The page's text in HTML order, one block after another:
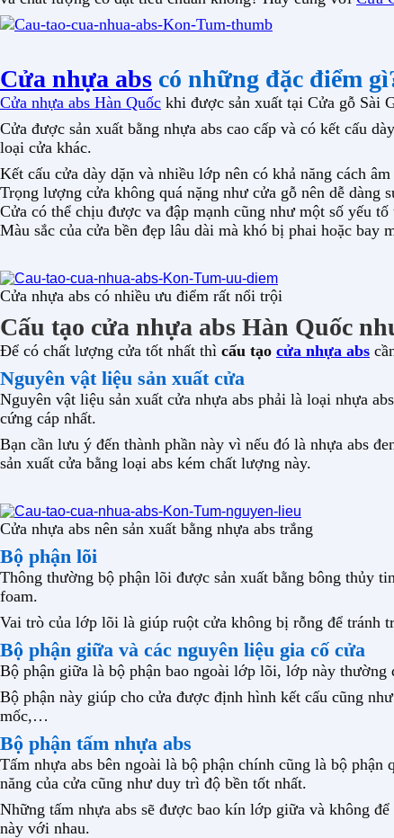
Cửa nhựa abs có những đặc điểm
Cửa nhựa abs Hàn Quốc khi được sản xuất tại Cửa gỗ Sài
Cửa được sản xuất bằng nhựa abs cao cấp và có kết cấu
loại cửa khác.
Kết cấu cửa dày dặn và nhiều lớp nên có khả năng cách
Trọng lượng cửa không quá nặng như cửa gỗ nên dễ dàng
Cửa có thể chịu được va đập mạnh cũng như một số yếu
Màu sắc của cửa bền đẹp lâu dài mà khó bị phai hoặc bay
Cửa nhựa abs có nhiều ưu điểm rất nổi trội
Cấu tạo cửa nhựa abs Hàn Quốc
Để có chất lượng cửa tốt nhất thì cấu tạo cửa nhựa abs
Nguyên vật liệu sản xuất cửa
Nguyên vật liệu sản xuất cửa nhựa abs phải là loại nhựa
cứng cáp nhất.
Bạn cần lưu ý đến thành phần này vì nếu đó là nhựa abs
sản xuất cửa bằng loại abs kém chất lượng này.
Cửa nhựa abs nên sản xuất bằng nhựa abs trắng
Bộ phận lõi
Thông thường bộ phận lõi được sản xuất bằng bông thủy
foam.
Vai trò của lớp lõi là giúp ruột cửa không bị rỗng để tránh
Bộ phận giữa và các nguyên liệu gia cố cửa
Bộ phận giữa là bộ phận bao ngoài lớp lõi, lớp này thường
Bộ phận này giúp cho cửa được định hình kết cấu cũng
mốc,…
Bộ phận tấm nhựa abs
Tấm nhựa abs bên ngoài là bộ phận chính cũng là bộ
năng của cửa cũng như duy trì độ bền tốt nhất.
Những tấm nhựa abs sẽ được bao kín lớp giữa và không
này với nhau.